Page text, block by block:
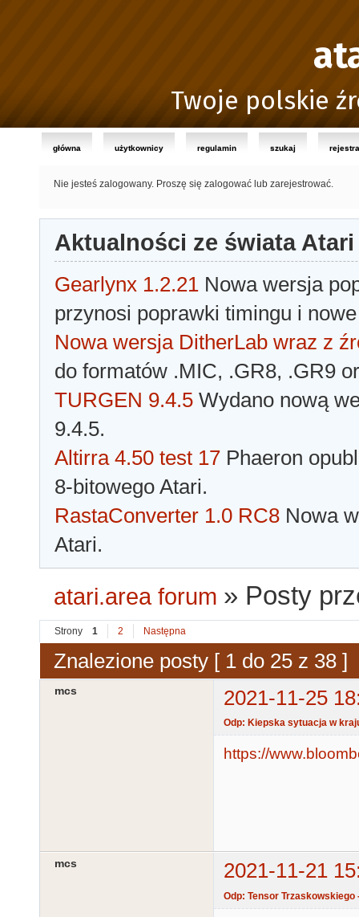
Twoje polskie
główna użytkownicy regulamin szukaj
Nie jesteś zalogowany. Proszę się zalogować lub zarejestrować.
Aktualności ze świata Atari
Gearlynx 1.2.21 Nowa wersja
przynosi poprawki timingu i
Nowa wersja DitherLab wraz z
do formatów .MIC, .GR8, .GR9
TURGEN 9.4.5 Wydano nową
9.4.5.
Altirra 4.50 test 17 Phaeron
8-bitowego Atari.
RastaConverter 1.0 RC8 Nowa
Atari.
atari.area forum » Posty
Strony 1 2 Następna
Znalezione posty [ 1 do 25 z 38 ]
mcs 2021-11-25
Odp: Kiepska sytuacja w
https://
mcs 2021-11-21
Odp: Tensor